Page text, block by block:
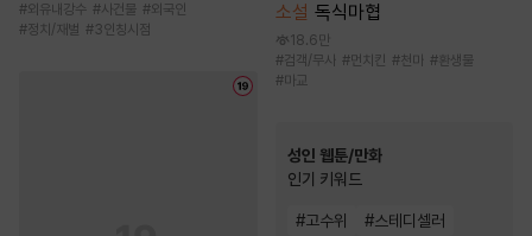
#외유내강수 #사건물 #외국인
#정치/재벌 #3인칭시점
소설 독식마협
18.6만
#검객/무사 #먼치킨 #천마 #환생물
#마교
성인 웹툰/만화
인기 키워드
#고수위 #스테디셀러